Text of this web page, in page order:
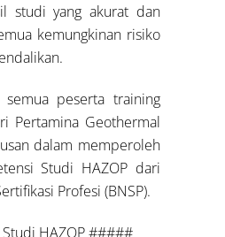
studi yang akurat dan
kemungkinan risiko
semua peserta training
Pertamina Geothermal
dalam memperoleh
Studi HAZOP dari
Profesi (BNSP).
HAZOP #####